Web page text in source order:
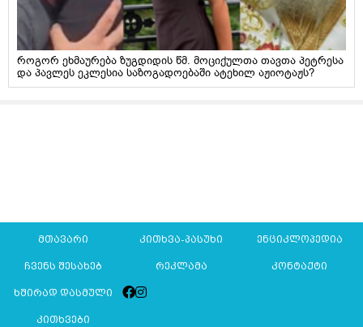
როგორ ეხმაურება ზუგდიდის წმ. მოციქულთა თავთა პეტრესა
და პავლეს ეკლესია საზოგადოებაში ატეხილ აჟიოტაჟს?
მთავარი კითხვა-პასუხი ენციკლოპედია
ჩვენს შესახებ რეკლამა კონტაქტი
ხშირად დასმული
კითხვები